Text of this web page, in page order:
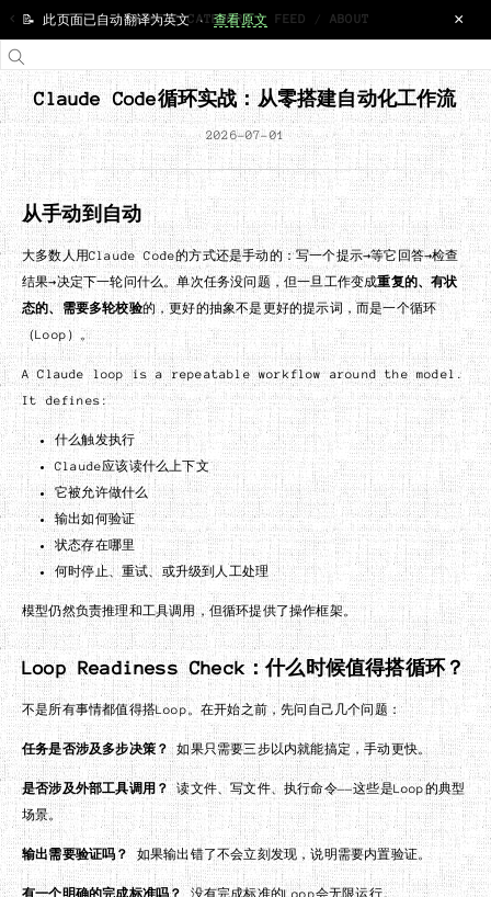
< HOME/CATEGORY/ FEED /ABOUT
Claude Code循环实战：从零搭建自动化工作流
2026-07-01
从手动到自动
大多数人用Claude Code的方式还是手动的：写一个提示→等它回答→检查
结果→决定下一轮问什么。单次任务没问题，但一旦工作变成重复的、有状
态的、需要多轮校验的，更好的抽象不是更好的提示词，而是一个循环
（Loop）。
A Claude loop is a repeatable workflow around the model.
It defines:
什么触发执行
Claude应该读什么上下文
它被允许做什么
输出如何验证
状态存在哪里
何时停止、重试、或升级到人工处理
模型仍然负责推理和工具调用，但循环提供了操作框架。
Loop Readiness Check：什么时候值得搭循环？
不是所有事情都值得搭Loop。在开始之前，先问自己几个问题：
任务是否涉及多步决策？ 如果只需要三步以内就能搞定，手动更快。
是否涉及外部工具调用？ 读文件、写文件、执行命令——这些是Loop的典型
场景。
输出需要验证吗？如果输出错了不会立刻发现，说明需要内置验证。
有一个明确的完成标准吗？ 没有完成标准的Loop会无限运行。
📝 此页面已自动翻译为英文 ·查看原文 ×